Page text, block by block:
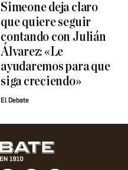
Simeone deja claro
que quiere seguir
contando con Julián
Álvarez: «Le
ayudaremos para que
siga creciendo»
El Debate